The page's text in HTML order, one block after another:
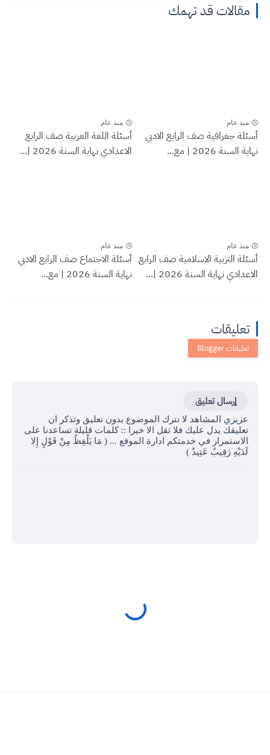
مقالات قد تهمك
منذ عام
أسئلة جغرافية صف الرابع الادبي
نهاية السنة 2026 | مع...
منذ عام
أسئلة اللغة العربية صف الرابع
الاعدادي نهاية السنة 2026 |...
منذ عام
أسئلة التربية الاسلامية صف الرابع
الاعدادي نهاية السنة 2026 |...
منذ عام
أسئلة الاجتماع صف الرابع الادبي
نهاية السنة 2026 | مع...
تعليقات
إرسال تعليق
عزيزي المشاهد لا تترك الموضوع بدون تعليق وتذكر ان
تعليقك يدل عليك فلا تقل الا خيرا :: كلمات قليلة تساعدنا على
الاستمرار في خدمتكم ادارة الموقع ... ( مَا يَلْفِظُ مِنْ قَوْلٍ إِلا
لَدَيْهِ رَقِيبٌ عَتِيدٌ )